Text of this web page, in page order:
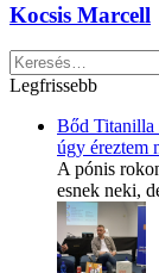
Kocsis Marcell
Keresés:
Legfrissebb
Bőd Titanilla
úgy éreztem
A pónis
esnek neki,